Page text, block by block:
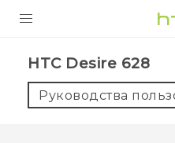
5G
HTC Desire 628‎
Руководства